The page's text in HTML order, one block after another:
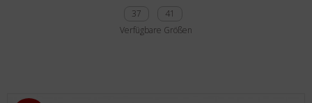
37
41
Verfügbare Größen